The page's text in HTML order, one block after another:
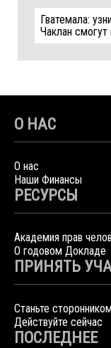
Гватемала:
Чаклан
О НАС
О нас
Наши Финансы
РЕСУРСЫ
Академия прав
О годовом Докладе
ПРИНЯТЬ
Станьте
Действуйте сейчас
ПОСЛЕДНЕЕ